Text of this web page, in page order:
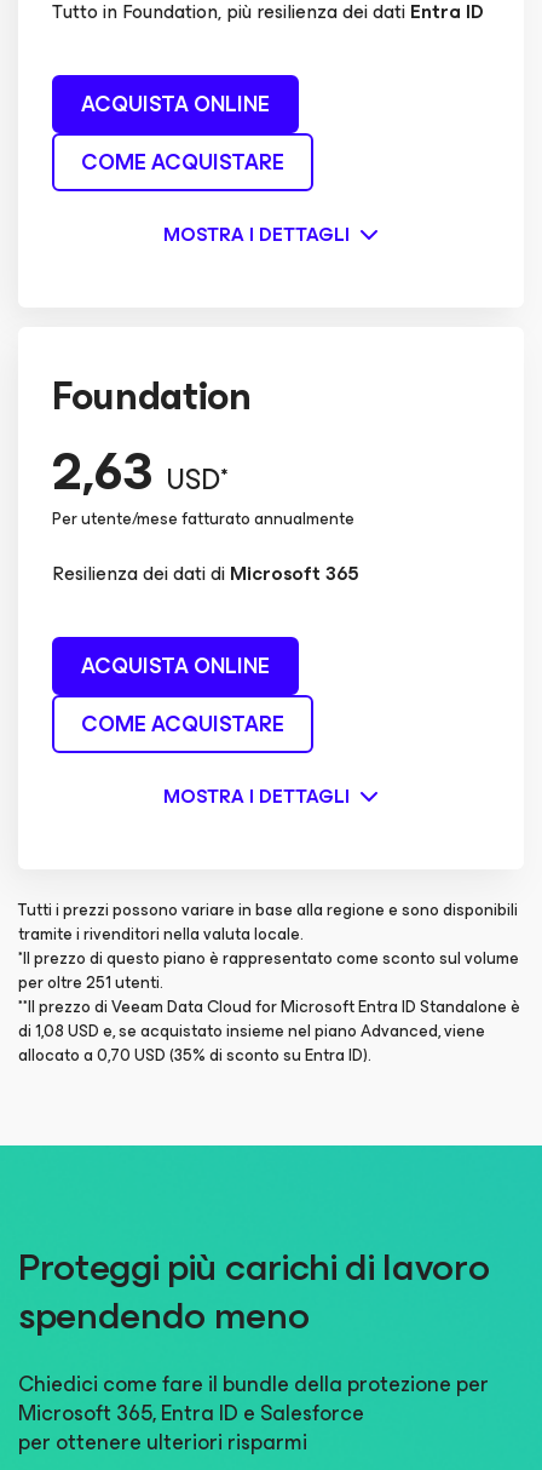
Tutto in Foundation, più resilienza dei datiEntra ID
ACQUISTA ONLINE
COME ACQUISTARE
MOSTRA I DETTAGLI
Foundation
2,63 USD*
Per utente/mese fatturato annualmente
Resilienza dei dati diMicrosoft 365
ACQUISTA ONLINE
COME ACQUISTARE
MOSTRA I DETTAGLI
Tutti i prezzi possono variare in base alla regione e sono disponibili
tramite i rivenditori nella valuta locale.
*Il prezzo di questo piano è rappresentato come sconto sul volume
per oltre 251 utenti.
**Il prezzo di Veeam Data Cloud for Microsoft Entra ID Standalone è
di 1,08 USD e, se acquistato insieme nel piano Advanced, viene
allocato a 0,70 USD (35% di sconto su Entra ID).
Proteggi più carichi di lavoro
spendendo meno
Chiedici come fare il bundle della protezione per
Microsoft 365, Entra ID e Salesforce
per ottenere ulteriori risparmi